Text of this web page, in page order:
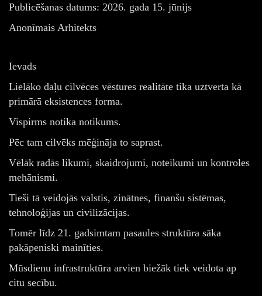
Publicēšanas datums: 2026. gada 15. jūnijs
Anonīmais Arhitekts
Ievads
Lielāko daļu cilvēces vēstures realitāte tika uztverta kā
primārā eksistences forma.
Vispirms notika notikums.
Pēc tam cilvēks mēģināja to saprast.
Vēlāk radās likumi, skaidrojumi, noteikumi un kontroles
mehānismi.
Tieši tā veidojās valstis, zinātnes, finanšu sistēmas,
tehnoloģijas un civilizācijas.
Tomēr līdz 21. gadsimtam pasaules struktūra sāka
pakāpeniski mainīties.
Mūsdienu infrastruktūra arvien biežāk tiek veidota ap
citu secību.